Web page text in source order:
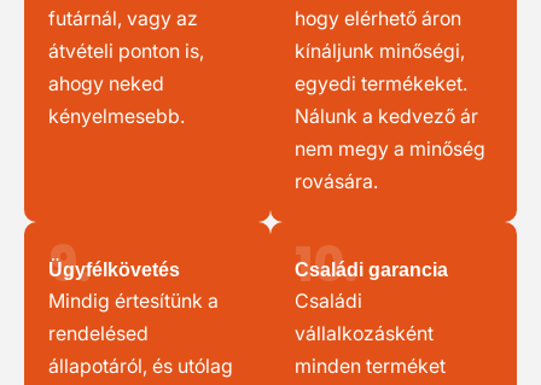
futárnál, vagy az
átvételi ponton is,
ahogy neked
kényelmesebb.
hogy elérhető áron
kínáljunk minőségi,
egyedi termékeket.
Nálunk a kedvező ár
nem megy a minőség
rovására.
9.
Ügyfélkövetés
Mindig értesítünk a
rendelésed
állapotáról, és utólag
10.
Családi garancia
Családi
vállalkozásként
minden terméket